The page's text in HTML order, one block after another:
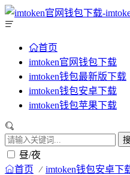
首页
imtoken官网钱包下载
imtoken钱包最新版下载
imtoken钱包安卓下载
imtoken钱包苹果下载
昼/夜
首页 imtoken钱包安卓下